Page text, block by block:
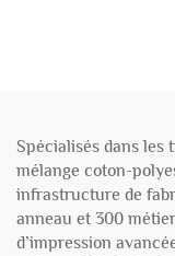
Spécialisés dans les
mélange coton-
infrastructure de
anneau et 300
d’impression